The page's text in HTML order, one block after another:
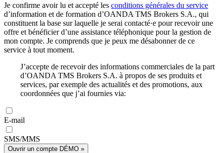
Je confirme avoir lu et accepté les conditions générales du service
d’information et de formation d’OANDA TMS Brokers S.A., qui
constituent la base sur laquelle je serai contacté·e pour recevoir une
offre et bénéficier d’une assistance téléphonique pour la gestion de
mon compte. Je comprends que je peux me désabonner de ce
service à tout moment.
J’accepte de recevoir des informations commerciales de la part
d’OANDA TMS Brokers S.A. à propos de ses produits et
services, par exemple des actualités et des promotions, aux
coordonnées que j’ai fournies via:
E-mail
SMS/MMS
Ouvrir un compte DÉMO »